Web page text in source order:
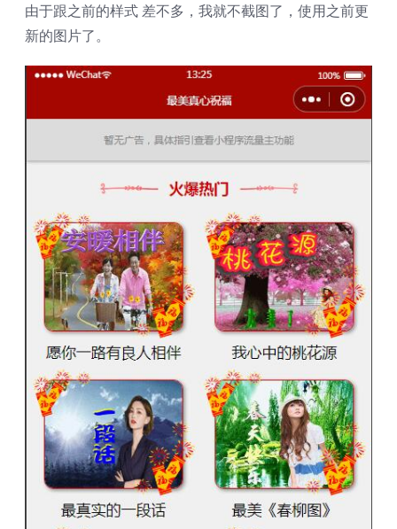
由于跟之前的样式 差不多，我就不截图了，使用之前更
新的图片了。